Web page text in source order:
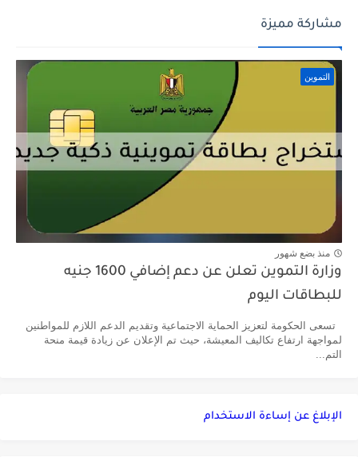
مشاركة مميزة
التموين
منذ بضع شهور
وزارة التموين تعلن عن دعم إضافي 1600 جنيه
للبطاقات اليوم
تسعى الحكومة لتعزيز الحماية الاجتماعية وتقديم الدعم اللازم للمواطنين
لمواجهة ارتفاع تكاليف المعيشة، حيث تم الإعلان عن زيادة قيمة منحة
التم...
الإبلاغ عن إساءة الاستخدام